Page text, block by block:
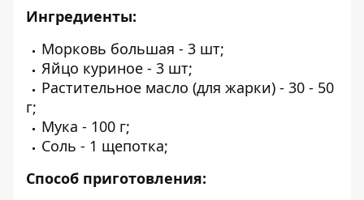
Ингредиенты:
Морковь большая - 3 шт;
Яйцо куриное - 3 шт;
Растительное масло (для жарки) - 30 - 50
г;
Мука - 100 г;
Соль - 1 щепотка;
Способ приготовления: